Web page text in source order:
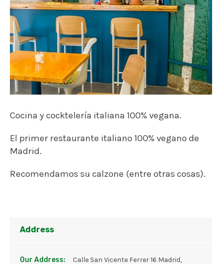
Cocina y cocktelería italiana 100% vegana.
El primer restaurante italiano 100% vegano de
Madrid.
Recomendamos su calzone (entre otras cosas).
Address
Our Address:
Calle San Vicente Ferrer 16 Madrid,